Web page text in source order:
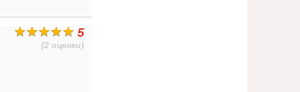
5
(2 оценки)